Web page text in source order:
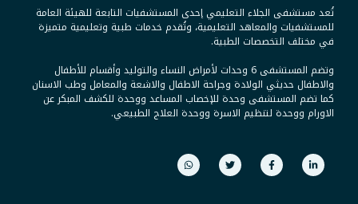
تُعد مستشفى الجلاء التعليمي إحدى المستشفيات التابعة للهيئة العامة
للمستشفيات والمعاهد التعليمية، وتُقدم خدمات طبية وتعليمية متميزة
في مختلف التخصصات الطبية.
وتضم المستشفى 6 وحدات لأمراض النساء والتوليد وأقسام للأطفال
والاطفال حديثي الولادة وجراحة الاطفال والاشعة والمعامل وطب الاسنان
كما تضم المستشفى وحدة للإخصاب المساعد ووحدة للكشف المبكر عن
الاورام ووحدة لتنظيم الاسرة ووحدة العلاج الطبيعي.